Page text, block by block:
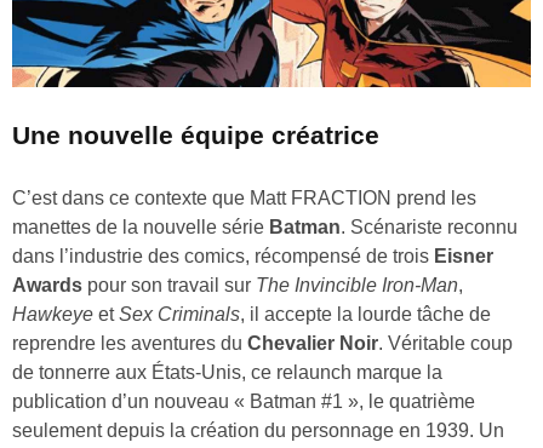
Une nouvelle équipe créatrice
C’est dans ce contexte que Matt FRACTION prend les
manettes de la nouvelle série Batman. Scénariste reconnu
dans l’industrie des comics, récompensé de trois Eisner
Awards pour son travail sur The Invincible Iron-Man,
Hawkeye etSex Criminals, il accepte la lourde tâche de
reprendre les aventures du Chevalier Noir. Véritable coup
de tonnerre aux États‑Unis, ce relaunch marque la
publication d’un nouveau « Batman #1 », le quatrième
seulement depuis la création du personnage en 1939. Un